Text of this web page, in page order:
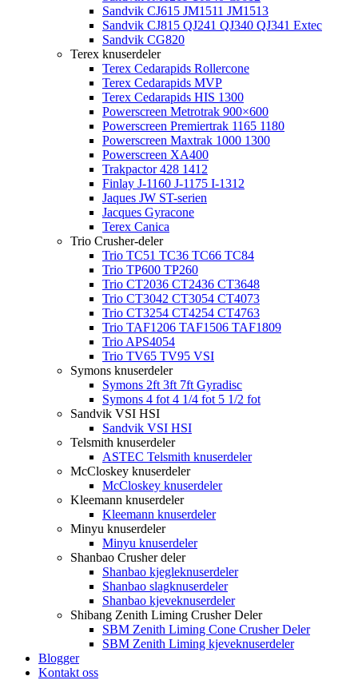
Sandvik CJ615 JM1511 JM1513
Sandvik CJ815 QJ241 QJ340 QJ341 Extec
Sandvik CG820
Terex knuserdeler
Terex Cedarapids Rollercone
Terex Cedarapids MVP
Terex Cedarapids HIS 1300
Powerscreen Metrotrak 900×600
Powerscreen Premiertrak 1165 1180
Powerscreen Maxtrak 1000 1300
Powerscreen XA400
Trakpactor 428 1412
Finlay J-1160 J-1175 I-1312
Jaques JW ST-serien
Jacques Gyracone
Terex Canica
Trio Crusher-deler
Trio TC51 TC36 TC66 TC84
Trio TP600 TP260
Trio CT2036 CT2436 CT3648
Trio CT3042 CT3054 CT4073
Trio CT3254 CT4254 CT4763
Trio TAF1206 TAF1506 TAF1809
Trio APS4054
Trio TV65 TV95 VSI
Symons knuserdeler
Symons 2ft 3ft 7ft Gyradisc
Symons 4 fot 4 1/4 fot 5 1/2 fot
Sandvik VSI HSI
Sandvik VSI HSI
Telsmith knuserdeler
ASTEC Telsmith knuserdeler
McCloskey knuserdeler
McCloskey knuserdeler
Kleemann knuserdeler
Kleemann knuserdeler
Minyu knuserdeler
Minyu knuserdeler
Shanbao Crusher deler
Shanbao kjegleknuserdeler
Shanbao slagknuserdeler
Shanbao kjeveknuserdeler
Shibang Zenith Liming Crusher Deler
SBM Zenith Liming Cone Crusher Deler
SBM Zenith Liming kjeveknuserdeler
Blogger
Kontakt oss